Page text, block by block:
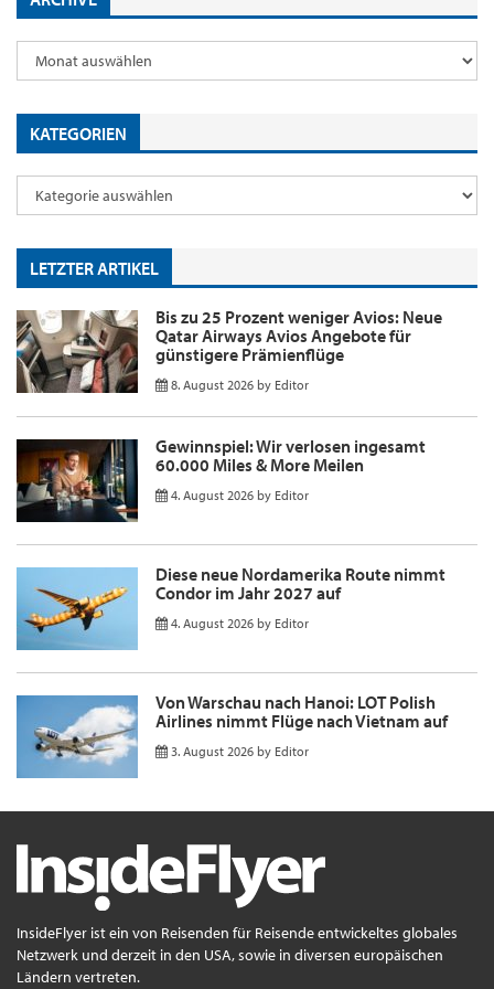
KATEGORIEN
LETZTER ARTIKEL
Bis zu 25 Prozent weniger Avios: Neue
Qatar Airways Avios Angebote für
günstigere Prämienflüge
8. August 2026 by Editor
Gewinnspiel: Wir verlosen ingesamt
60.000 Miles & More Meilen
4. August 2026 by Editor
Diese neue Nordamerika Route nimmt
Condor im Jahr 2027 auf
4. August 2026 by Editor
Von Warschau nach Hanoi: LOT Polish
Airlines nimmt Flüge nach Vietnam auf
3. August 2026 by Editor
InsideFlyer ist ein von Reisenden für Reisende entwickeltes globales
Netzwerk und derzeit in den USA, sowie in diversen europäischen
Ländern vertreten.